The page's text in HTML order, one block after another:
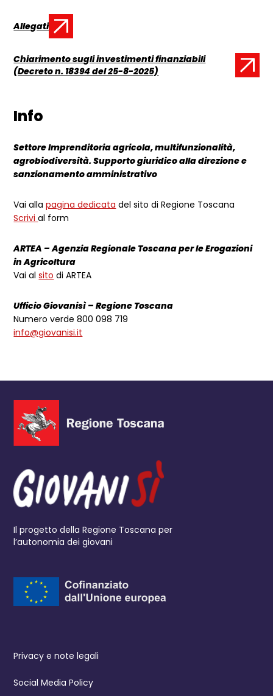
Documento:
Allegati
Documento:
Chiarimento sugli investimenti finanziabili
(Decreto n. 18394 del 25-8-2025)
Info
Settore Imprenditoria agricola, multifunzionalità,
agrobiodiversità. Supporto giuridico alla direzione e
sanzionamento amministrativo
Vai allapagina dedicata del sito di Regione Toscana
Scrivial form
ARTEA – Agenzia Regionale Toscana per le Erogazioni
in Agricoltura
Vai alsito di ARTEA
Ufficio Giovanisì – Regione Toscana
Numero verde 800 098 719
info@giovanisi.it
Il progetto della Regione Toscana per
l’autonomia dei giovani
Privacy e note legali
Social Media Policy